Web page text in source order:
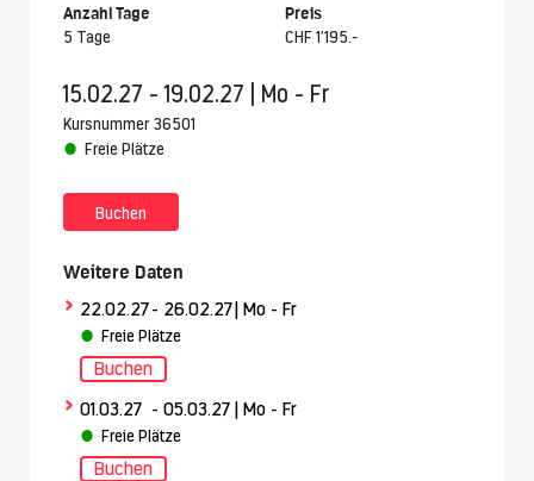
Anzahl Tage
5 Tage
Preis
CHF 1’195.-
15.02.27 - 19.02.27 | Mo - Fr
Kursnummer 36501
Freie Plätze
Buchen
Weitere Daten
> 22.02.27- 26.02.27| Mo - Fr
Freie Plätze
Buchen
> 01.03.27 - 05.03.27 | Mo - Fr
Freie Plätze
Buchen